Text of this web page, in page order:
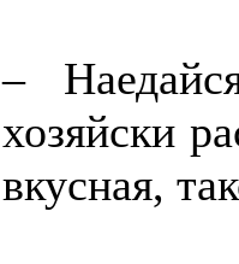
–
хозяйски
вкусная,